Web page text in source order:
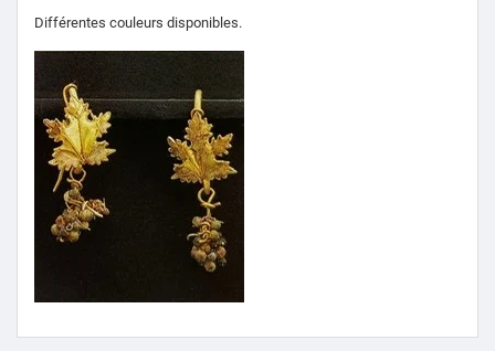
Différentes couleurs disponibles.